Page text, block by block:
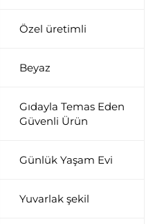
Özel üretimli
Beyaz
Gıdayla Temas Eden
Güvenli Ürün
Günlük Yaşam Evi
Yuvarlak şekil